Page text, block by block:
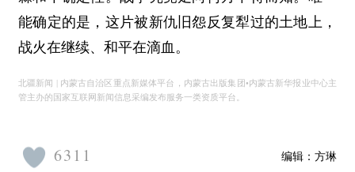
能确定的是，这片被新仇旧怨反复犁过的土地上，
战火在继续、和平在滴血。
北疆新闻 | 内蒙古自治区重点新媒体平台，内蒙古出版集团•内蒙古新华报业中心主
管主办的国家互联网新闻信息采编发布服务一类资质平台。
编辑： 方琳
6311